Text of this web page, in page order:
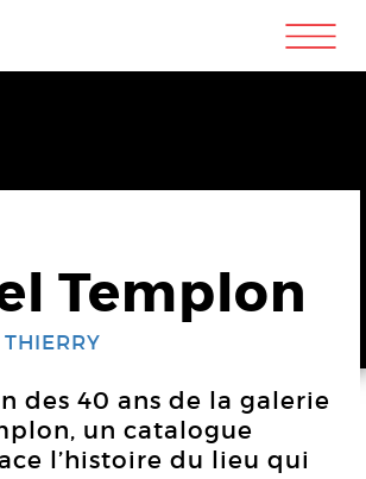
m
Templon
des 40 ans de la galerie
un catalogue
l’histoire du lieu qui